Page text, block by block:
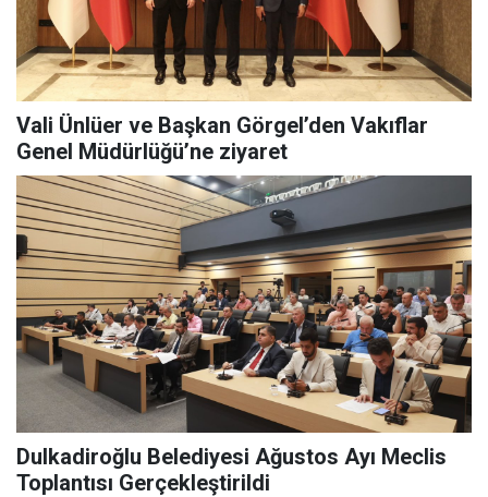
Vali Ünlüer ve Başkan Görgel’den Vakıflar
Genel Müdürlüğü’ne ziyaret
Dulkadiroğlu Belediyesi Ağustos Ayı Meclis
Toplantısı Gerçekleştirildi